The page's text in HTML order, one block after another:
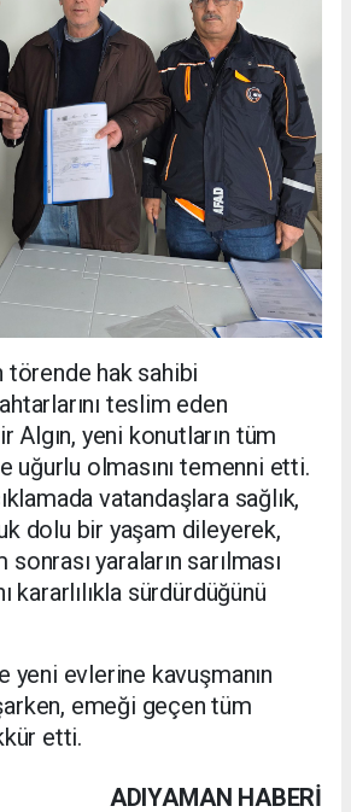
hak sahibi
teslim eden
Algın, yeni konutların tüm
uğurlu olmasını temenni etti.
vatandaşlara sağlık,
dolu bir yaşam dileyerek,
yaraların sarılması
kararlılıkla sürdürdüğünü
yeni evlerine kavuşmanın
emeği geçen tüm
etti.
ADIYAMAN HABERİ